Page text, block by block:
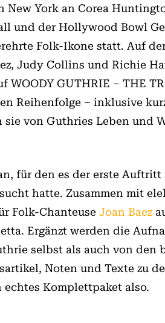
York an Corea
und der Hollywood Bowl
Folk-Ikone statt. Auf
Judy Collins und Richie
GUTHRIE – THE
Reihenfolge – inklusive
von Guthries Leben und
für den es der erste
hatte. Zusammen mit
Folk-Chan­teuse Joan Baez
Ergänzt werden die
selbst als auch von den
Noten und Texte zu
Komplettpaket also.